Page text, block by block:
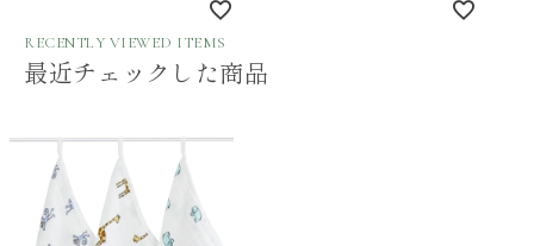
Amingオリジナルセット
RECENTLY VIEWED ITEMS
最近チェックした商品